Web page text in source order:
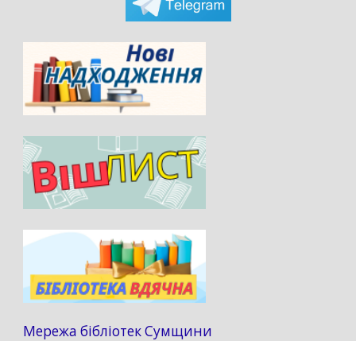
Мережа бібліотек Сумщини